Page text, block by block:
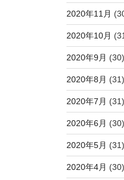
2020年11月
2020年10月
2020年9月 (30)
2020年8月 (31)
2020年7月 (31)
2020年6月 (30)
2020年5月 (31)
2020年4月 (30)